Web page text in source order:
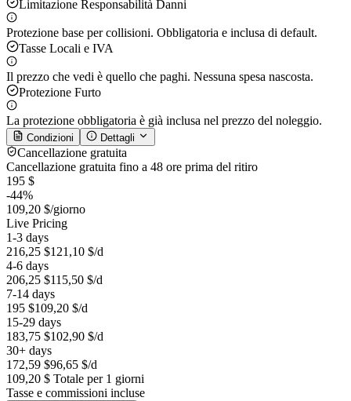
Limitazione Responsabilità Danni
Protezione base per collisioni. Obbligatoria e inclusa di default.
Tasse Locali e IVA
Il prezzo che vedi è quello che paghi. Nessuna spesa nascosta.
Protezione Furto
La protezione obbligatoria è già inclusa nel prezzo del noleggio.
Condizioni Dettagli
Cancellazione gratuita
Cancellazione gratuita fino a 48 ore prima del ritiro
195 $
-44%
109,20 $/giorno
Live Pricing
1-3 days
216,25 $121,10 $/d
4-6 days
206,25 $115,50 $/d
7-14 days
195 $109,20 $/d
15-29 days
183,75 $102,90 $/d
30+ days
172,59 $96,65 $/d
109,20 $ Totale per 1 giorni
Tasse e commissioni incluse